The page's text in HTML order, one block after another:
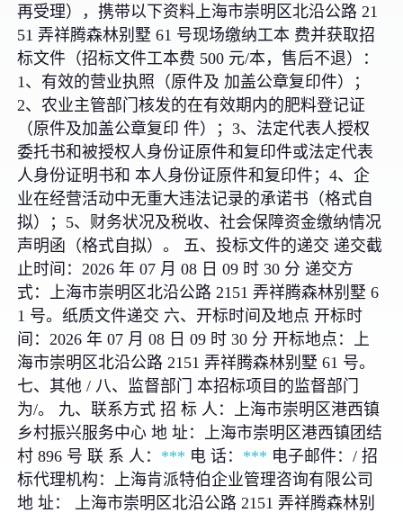
再受理），携带以下资料上海市崇明区北沿公路 21
51 弄祥腾森林别墅 61 号现场缴纳工本 费并获取招
标文件（招标文件工本费 500 元/本，售后不退）：
1、有效的营业执照（原件及 加盖公章复印件）；
2、农业主管部门核发的在有效期内的肥料登记证
（原件及加盖公章复印 件）；3、法定代表人授权
委托书和被授权人身份证原件和复印件或法定代表
人身份证明书和 本人身份证原件和复印件；4、企
业在经营活动中无重大违法记录的承诺书（格式自
拟）；5、财务状况及税收、社会保障资金缴纳情况
声明函（格式自拟）。 五、投标文件的递交 递交截
止时间：2026 年 07 月 08 日 09 时 30 分 递交方
式：上海市崇明区北沿公路 2151 弄祥腾森林别墅 6
1 号。纸质文件递交 六、开标时间及地点 开标时
间：2026 年 07 月 08 日 09 时 30 分 开标地点：上
海市崇明区北沿公路 2151 弄祥腾森林别墅 61 号。
七、其他 / 八、监督部门 本招标项目的监督部门
为/。 九、联系方式 招 标 人：上海市崇明区港西镇
乡村振兴服务中心 地 址：上海市崇明区港西镇团结
村 896 号 联 系 人： *** 电 话： *** 电子邮件：/ 招
标代理机构：上海肯派特伯企业管理咨询有限公司
地 址： 上海市崇明区北沿公路 2151 弄祥腾森林别